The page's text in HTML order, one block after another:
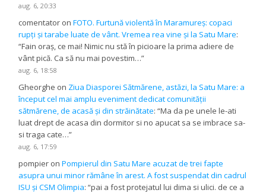
aug. 6, 20:33
comentator onFOTO. Furtună violentă în Maramureș: copaci
rupți și tarabe luate de vânt. Vremea rea vine și la Satu Mare:
“Fain oraș, ce mai! Nimic nu stă în picioare la prima adiere de
vânt pică. Ca să nu mai povestim…”
aug. 6, 18:58
Gheorghe on Ziua Diasporei Sătmărene, astăzi, la Satu Mare: a
început cel mai amplu eveniment dedicat comunității
sătmărene, de acasă și din străinătate: “Ma da pe unele le-ati
luat drept de acasa din dormitor si no apucat sa se imbrace sa-
si traga cate…”
aug. 6, 17:59
pompier onPompierul din Satu Mare acuzat de trei fapte
asupra unui minor rămâne în arest. A fost suspendat din cadrul
ISU și CSM Olimpia: “pai a fost protejatul lui dima si ulici. de ce a